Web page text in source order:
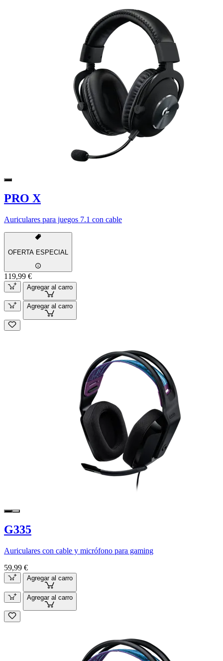
PRO X
Auriculares para juegos 7.1 con cable
OFERTA ESPECIAL
119,99 €
Agregar al carro
Agregar al carro
G335
Auriculares con cable y micrófono para gaming
59,99 €
Agregar al carro
Agregar al carro